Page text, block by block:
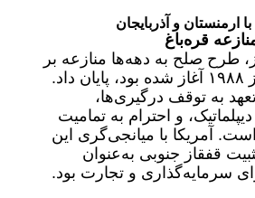
ارمنستان و آذربایجان
طرح صلح به دهه‌ها منازعه بر
سر قره‌باغ، که از ۱۹۸۸ آغاز شده بود، پایان داد.
به توقف درگیری‌ها،
و احترام به تمامیت
آمریکا با میانجی‌گری این
قفقاز جنوبی به‌عنوان
سرمایه‌گذاری و تجارت بود.